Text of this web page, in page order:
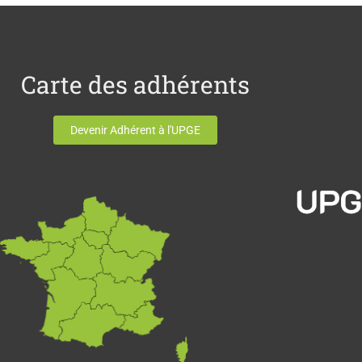
Carte des adhérents
Devenir Adhérent à l'UPGE